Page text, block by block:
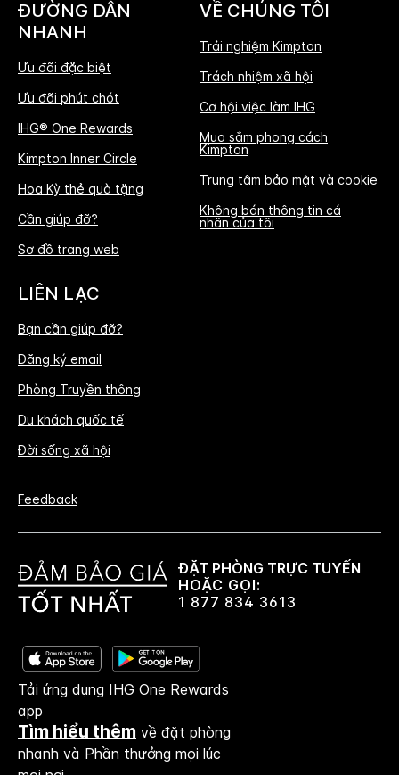
ĐƯỜNG DẪN
NHANH
Ưu đãi đặc biệt
Ưu đãi phút chót
IHG® One Rewards
Kimpton Inner Circle
Hoa Kỳ thẻ quà tặng
Cần giúp đỡ?
Sơ đồ trang web
VỀ CHÚNG TÔI
Trải nghiệm Kimpton
Trách nhiệm xã hội
Cơ hội việc làm IHG
Mua sắm phong cách
Kimpton
Trung tâm bảo mật và cookie
Không bán thông tin cá
nhân của tôi
LIÊN LẠC
Bạn cần giúp đỡ?
Đăng ký email
Phòng Truyền thông
Du khách quốc tế
Đời sống xã hội
Feedback
ĐẶT PHÒNG TRỰC TUYẾN
HOẶC GỌI:
1 877 834 3613
Tải ứng dụng IHG One Rewards
app
Tìm hiểu thêm về đặt phòng
nhanh và Phần thưởng mọi lúc